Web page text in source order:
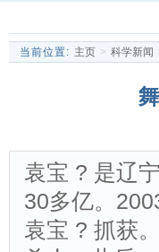
当前位置: 主页 > 科学新闻
袁宝 ? 是辽
30多亿。
袁宝 ? 抓获